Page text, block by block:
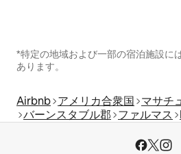
*特定の地域および一部の宿泊施設に
あります。
Airbnb アメリカ合衆国 マサチ
バーンスタブル郡 ファルマス